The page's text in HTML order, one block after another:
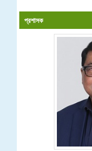
pagination
প্রশাসক